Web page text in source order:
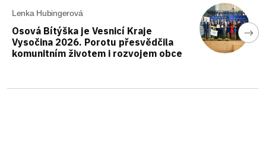
Lenka Hubingerová
Osová Bítýška je Vesnicí Kraje
Vysočina 2026. Porotu přesvědčila
komunitním životem i rozvojem obce